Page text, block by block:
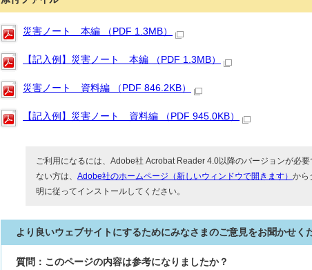
災害ノート 本編 （PDF 1.3MB）
【記入例】災害ノート 本編 （PDF 1.3MB）
災害ノート 資料編 （PDF 846.2KB）
【記入例】災害ノート 資料編 （PDF 945.0KB）
ご利用になるには、Adobe社 Acrobat Reader 4.0以降のバージョンが必
ない方は、Adobe社のホームページ（新しいウィンドウで開きます）から
明に従ってインストールしてください。
より良いウェブサイトにするためにみなさまのご意見をお聞かせく
質問：このページの内容は参考になりましたか？